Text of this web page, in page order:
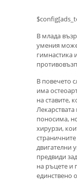
В млада
умения може
гимнастика
В повечето
има
на ставите,
поносима,
хирурзи,
двигателни
предвиди
на ръцете и
единствено